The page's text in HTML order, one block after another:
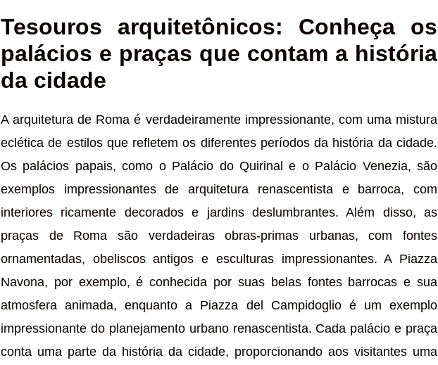
Tesouros arquitetônicos: Conheça os
palácios e praças que contam a história
da cidade
A arquitetura de Roma é verdadeiramente impressionante, com uma mistura
eclética de estilos que refletem os diferentes períodos da história da cidade.
Os palácios papais, como o Palácio do Quirinal e o Palácio Venezia, são
exemplos impressionantes de arquitetura renascentista e barroca, com
interiores ricamente decorados e jardins deslumbrantes. Além disso, as
praças de Roma são verdadeiras obras-primas urbanas, com fontes
ornamentadas, obeliscos antigos e esculturas impressionantes. A Piazza
Navona, por exemplo, é conhecida por suas belas fontes barrocas e sua
atmosfera animada, enquanto a Piazza del Campidoglio é um exemplo
impressionante do planejamento urbano renascentista. Cada palácio e praça
conta uma parte da história da cidade, proporcionando aos visitantes uma